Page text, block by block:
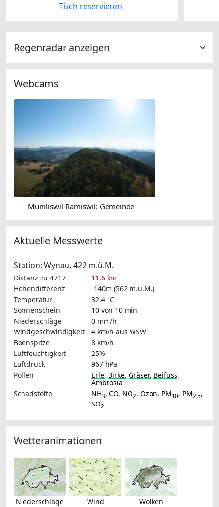
Tisch reservieren
Regenradar anzeigen
Webcams
Mumliswil-Ramiswil: Gemeinde
Aktuelle Messwerte
Station: Wynau, 422 m.ü.M.
Distanz zu 4717
11.6 km
Höhendifferenz
-140m (562 m.ü.M.)
Temperatur
32.4 °C
Sonnenschein
10 von 10 min
Niederschläge
0 mm/h
Windgeschwindigkeit
4 km/h aus WSW
Böenspitze
8 km/h
Luftfeuchtigkeit
25%
Luftdruck
967 hPa
Pollen
Erle, Birke, Gräser, Beifuss,
Ambrosia
Schadstoffe
NH3, CO, NO2, Ozon, PM10, PM2.5,
SO2
Wetteranimationen
Niederschläge Wind Wolken